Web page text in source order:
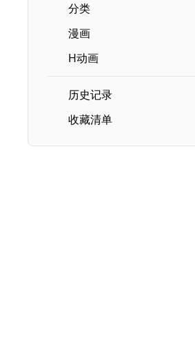
分类
漫画
H动画
历史记录
收藏清单